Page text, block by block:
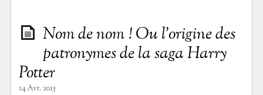
Nom de nom ! Ou l’origine des
patronymes de la saga Harry
Potter
14 Avr. 2015